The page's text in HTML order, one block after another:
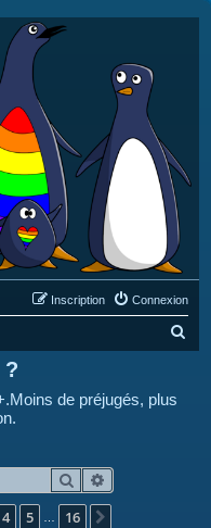
Connexion
Inscription
?
de préjugés, plus
Rechercher
4 5 16